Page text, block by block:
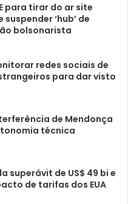
para tirar do ar site
suspender ‘hub’ de
bolsonarista
redes sociais de
para dar visto
de Mendonça
técnica
superávit de US$ 49 bi e
de tarifas dos EUA